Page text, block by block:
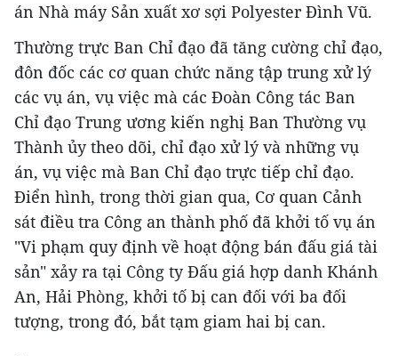
án Nhà máy Sản xuất xơ sợi Polyester Đình Vũ.
Thường trực Ban Chỉ đạo đã tăng cường chỉ đạo,
đôn đốc các cơ quan chức năng tập trung xử lý
các vụ án, vụ việc mà các Đoàn Công tác Ban
Chỉ đạo Trung ương kiến nghị Ban Thường vụ
Thành ủy theo dõi, chỉ đạo xử lý và những vụ
án, vụ việc mà Ban Chỉ đạo trực tiếp chỉ đạo.
Điển hình, trong thời gian qua, Cơ quan Cảnh
sát điều tra Công an thành phố đã khởi tố vụ án
"Vi phạm quy định về hoạt động bán đấu giá tài
sản" xảy ra tại Công ty Đấu giá hợp danh Khánh
An, Hải Phòng, khởi tố bị can đối với ba đối
tượng, trong đó, bắt tạm giam hai bị can.